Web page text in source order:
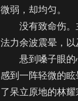
微弱，却均匀。
没有致命伤。
法力余波震晕，以
悬到嗓子眼的
感到一阵轻微的
了呆立原地的林耀